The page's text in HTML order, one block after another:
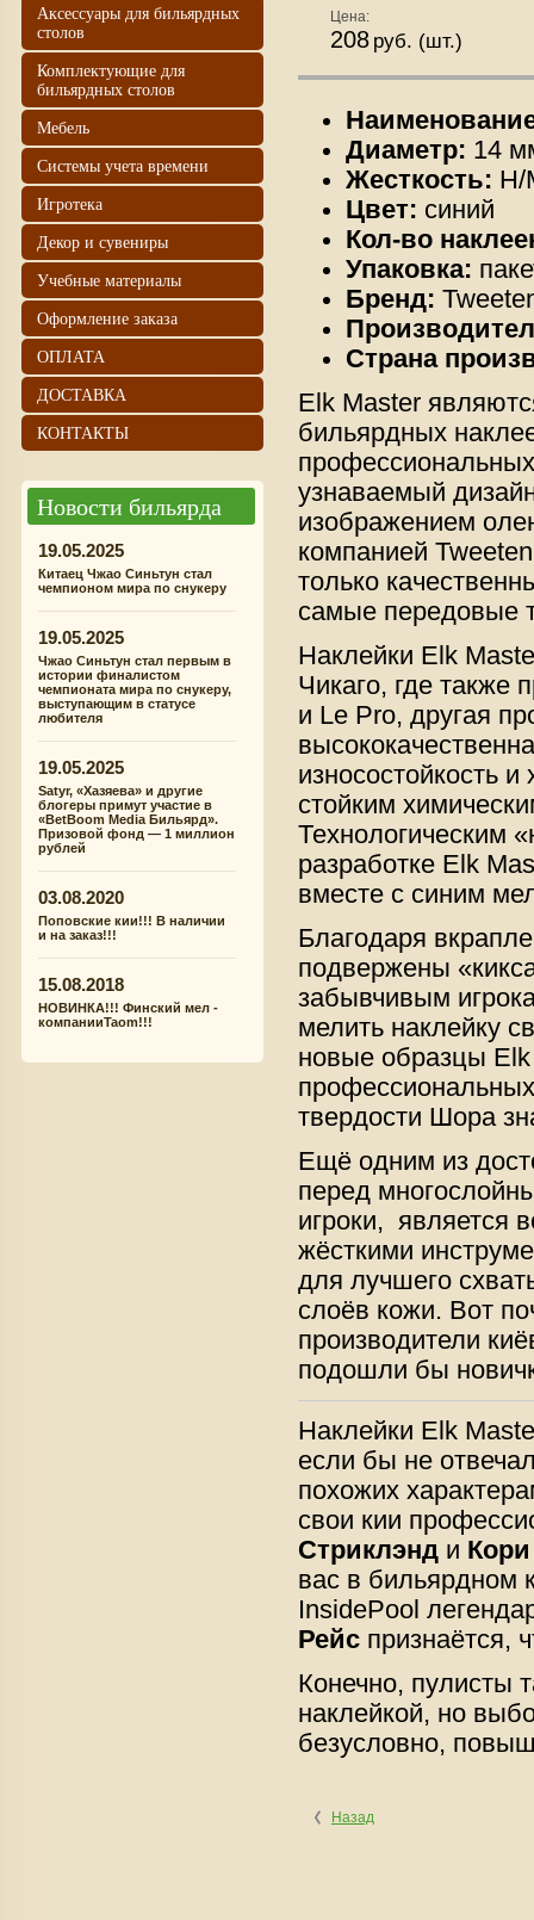
Цена:
208 руб. (шт.)
Диаметр: 14
Жесткость: H/
Цвет: синий
Кол-во
Упаковка:
Бренд:
Страна
Elk Master
бильярдных
узнаваемый
изображением
компанией
только
самые передовые
Наклейки Elk
Чикаго, где также
и Le Pro, другая
износостойкость
стойким
Технологическим
разработке Elk
вместе с синим
Благодаря
подвержены
забывчивым
мелить наклейку
новые образцы
твердости Шора
Ещё одним из
перед
игроки, является
жёсткими
для лучшего
слоёв кожи. Вот
производители
подошли бы
Наклейки Elk
если бы не
похожих
свои кии
Стриклэнд и
вас в бильярдном
InsidePool
Рейс признаётся,
Конечно, пулисты
наклейкой, но
безусловно,
Назад
Аксессуары для бильярдных
столов
Комплектующие для
бильярдных столов
Мебель
Системы учета времени
Игротека
Декор и сувениры
Учебные материалы
Оформление заказа
ОПЛАТА
ДОСТАВКА
КОНТАКТЫ
Новости бильярда
19.05.2025
Китаец Чжао Синьтун стал
чемпионом мира по снукеру
19.05.2025
Чжао Синьтун стал первым в
истории финалистом
чемпионата мира по снукеру,
выступающим в статусе
любителя
19.05.2025
Satyr, «Хазяева» и другие
блогеры примут участие в
«BetBoom Media Бильярд».
Призовой фонд — 1 миллион
рублей
03.08.2020
Поповские кии!!! В наличии
и на заказ!!!
15.08.2018
НОВИНКА!!! Финский мел -
компанииTaom!!!